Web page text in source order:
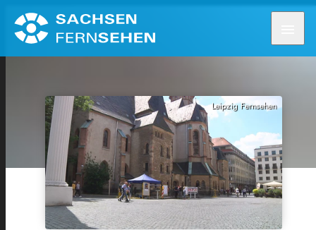
Leipzig Fernsehen